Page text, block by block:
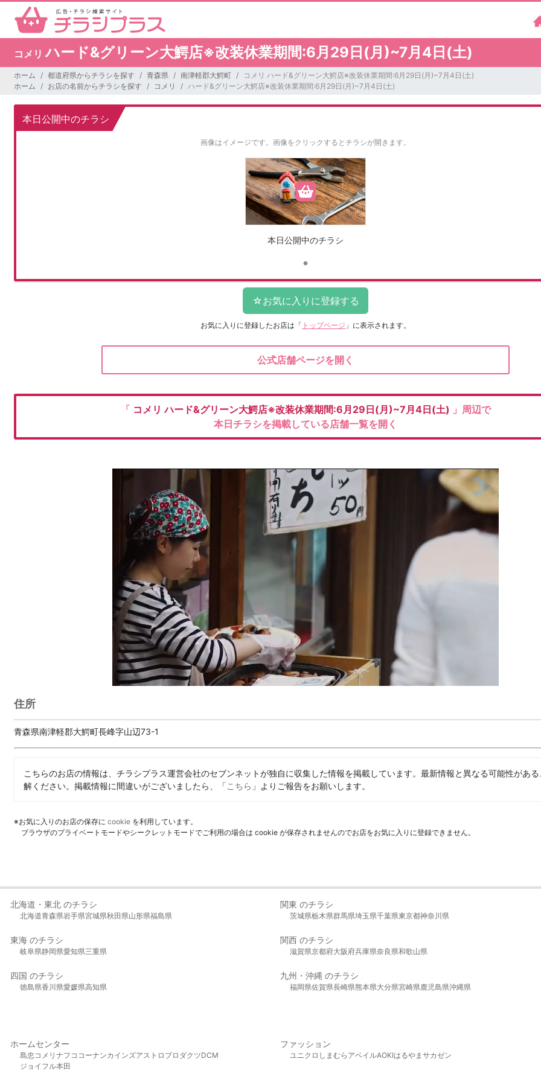
コメリハード&グリーン大鰐店※改装休業期間:6月29日(月)~7月4日(土)
ホーム 都道府県からチラシを探す 青森県 南津軽郡大鰐町
コメリ ハード&グリーン大鰐店※改装休業期間:6月29日(月)~7月4日(土)
ホーム
お店の名前からチラシを探す コメリ ハード&グリーン大鰐店※改装休業期間:6月29日(月)~7月4日(土)
本日公開中のチラシ
画像はイメージです。 画像をクリックするとチラシが開きます。
本日公開中のチラシ
お気に入りに登録したお店は 「 トップページ 」に表示されます。
公式店舗ページを開く
「 コメリハード&グリーン大鰐店※改装休業期間:6月29日(月)~7月4日(土) 」周辺で
本日チラシを掲載している店舗一覧を開く
住所
青森県南津軽郡大鰐町長峰字山辺73-1
こちらのお店の情報は、チラシプラス運営会社のセブンネットが独自に収集した情報を掲載しています。最新情報と異なる可能性があ
解ください。掲載情報に間違いがございましたら、「こちら 」よりご報告をお願いします。
※お気に入りのお店の保存に cookie を利用しています。
ブラウザのプライベートモードやシークレットモードでご利用の場合は cookie が保存されませんのでお店をお気に入りに登録できません。
北海道・東北 のチラシ
北海道青森県岩手県宮城県秋田県山形県福島県
関東 のチラシ
茨城県栃木県群馬県埼玉県千葉県東京都神奈川県
東海 のチラシ
岐阜県静岡県愛知県三重県
関西 のチラシ
滋賀県京都府大阪府兵庫県奈良県和歌山県
四国 のチラシ
徳島県香川県愛媛県高知県
九州・沖縄 のチラシ
福岡県佐賀県長崎県熊本県大分県宮崎県鹿児島県沖縄県
ホームセンター
島忠 コメリ ナフコ コーナンカインズアストロプロダクツDCM
ジョイフル本田
ファッション
ユニクロ しまむら アベイルAOKIはるやま サカゼン